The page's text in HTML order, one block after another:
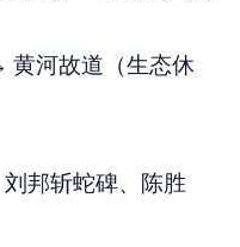
黄河故道（生态休
刘邦斩蛇碑、陈胜